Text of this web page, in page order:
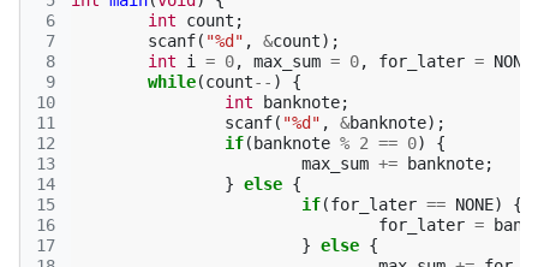
6
7
8
9
10
11
12
13
14
15
16
17
int
count ;
scanf( "%d" , &count);
int
i = 0, max_sum = 0, for_later = NONE
while(count-- )
{
int
banknote;
scanf( "%d" , &banknote);
if( banknote % 2 == 0)
{
max_sum += banknote;
} else {
if(for_later == NONE)
{
for_later =
} else {